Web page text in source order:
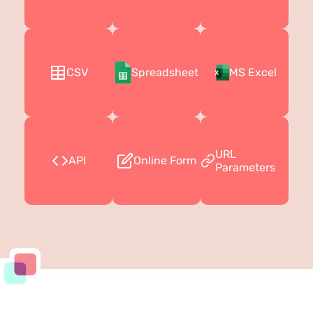
CSV Spreadsheet MS Excel
API Online Form
URL
Parameters